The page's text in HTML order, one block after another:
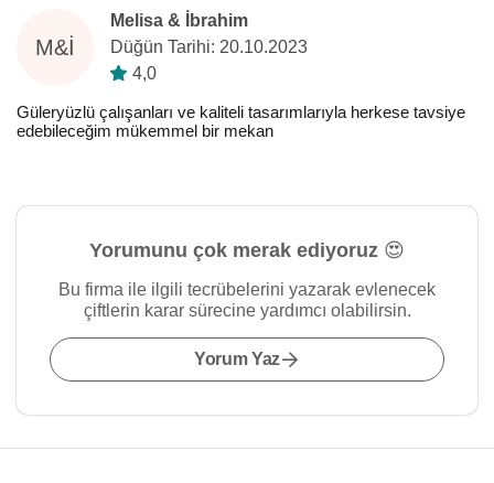
M&İ
Melisa & İbrahim
Düğün Tarihi: 20.10.2023
4,0
Güleryüzlü çalışanları ve kaliteli tasarımlarıyla herkese tavsiye
edebileceğim mükemmel bir mekan
Yorumunu çok merak ediyoruz 😍
Bu firma ile ilgili tecrübelerini yazarak evlenecek
çiftlerin karar sürecine yardımcı olabilirsin.
Yorum Yaz